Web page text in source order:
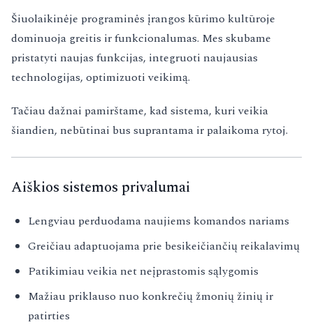
Šiuolaikinėje programinės įrangos kūrimo kultūroje
dominuoja greitis ir funkcionalumas. Mes skubame
pristatyti naujas funkcijas, integruoti naujausias
technologijas, optimizuoti veikimą.
Tačiau dažnai pamirštame, kad sistema, kuri veikia
šiandien, nebūtinai bus suprantama ir palaikoma rytoj.
Aiškios sistemos privalumai
Lengviau perduodama naujiems komandos nariams
Greičiau adaptuojama prie besikeičiančių reikalavimų
Patikimiau veikia net neįprastomis sąlygomis
Mažiau priklauso nuo konkrečių žmonių žinių ir
patirties